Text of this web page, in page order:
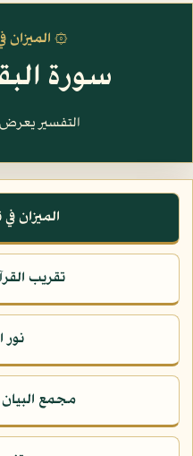
۞ الميزان
سورة
التفسير يعرض الآيات
الميزان
تقريب
نور
مجمع البيان